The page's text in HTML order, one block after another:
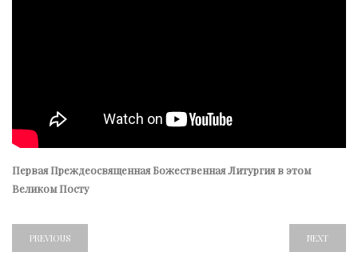
Первая Преждеосвященная Божественная Литургия в этом
Великом Посту
PREVIOUS NEXT